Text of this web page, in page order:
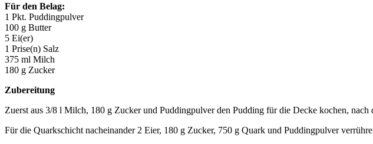
Für den Belag:
1 Pkt. Puddingpulver
100 g Butter
5 Ei(er)
1 Prise(n) Salz
375 ml Milch
180 g Zucker
Zubereitung
Zuerst aus 3/8 l Milch, 180 g Zucker und Puddingpulver den Pudding für die Decke kochen,
Für die Quarkschicht nacheinander 2 Eier, 180 g Zucker, 750 g Quark und Puddingpulver